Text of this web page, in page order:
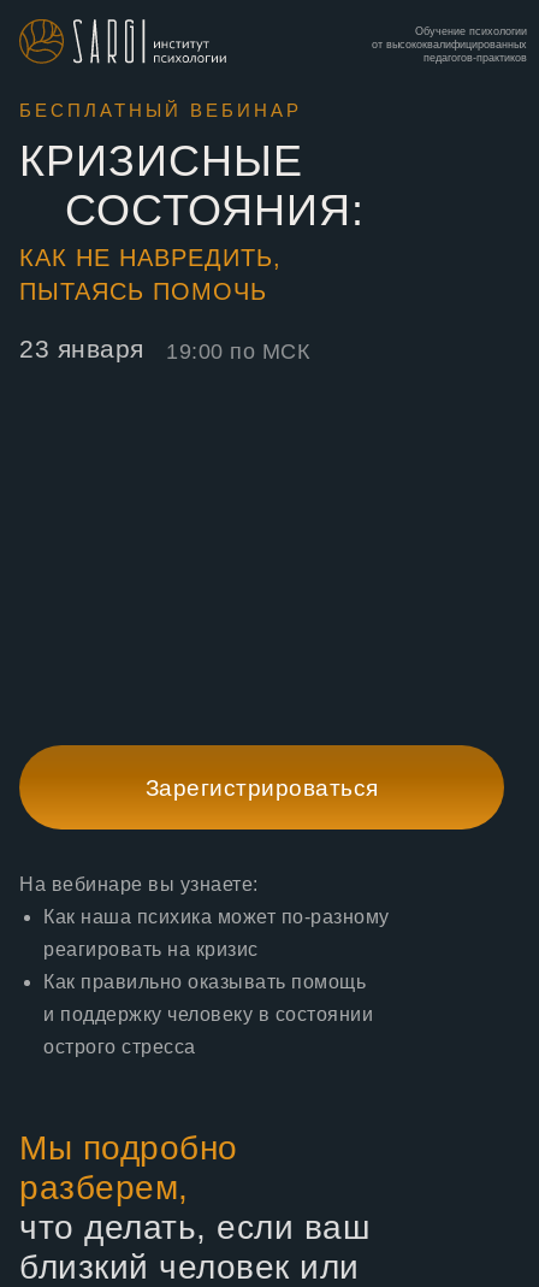
Обучение психологии
от высококвалифицированных
педагогов-практиков
БЕСПЛАТНЫЙ ВЕБИНАР
КРИЗИСНЫЕ
КАК НЕ НАВРЕДИТЬ,
ПЫТАЯСЬ ПОМОЧЬ
23 января 19:00 по МСК
Зарегистрироваться
СОСТОЯНИЯ:
На вебинаре вы узнаете:
Как наша психика может по-разному
реагировать на кризис
Как правильно оказывать помощь
и поддержку человеку в состоянии
острого стресса
Мы подробно
разберем,
что делать, если ваш
близкий человек или